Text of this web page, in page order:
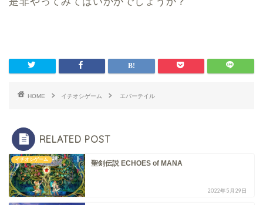
HOME イチオシゲーム エバーテイル
RELATED POST
イチオシゲーム 聖剣伝説 ECHOES of MANA
2022年5月29日